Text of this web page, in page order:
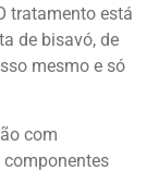
tratamento está
de bisavó, de
mesmo e só
com